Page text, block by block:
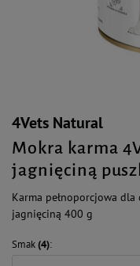
4Vets Natural
Mokra karma
jagnięciną
Karma pełnoporcjowa
jagnięciną 400 g
Smak(4)